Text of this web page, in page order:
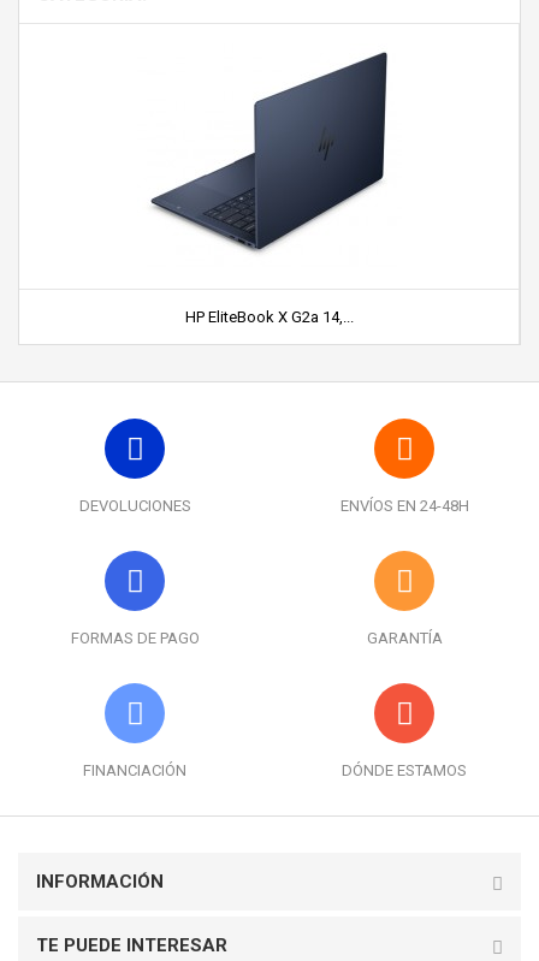
HP EliteBook X G2a 14,...
DEVOLUCIONES ENVÍOS EN 24-48H
FORMAS DE PAGO GARANTÍA
FINANCIACIÓN DÓNDE ESTAMOS
INFORMACIÓN
TE PUEDE INTERESAR